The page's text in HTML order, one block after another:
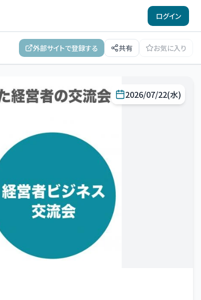
ログイン
外部サイトで登録する 共有 お気に入り
2026/07/22(水)